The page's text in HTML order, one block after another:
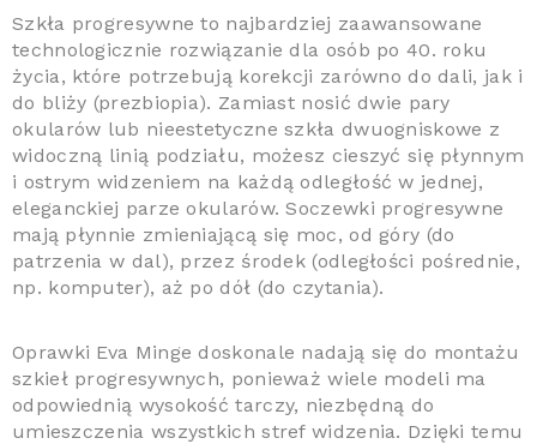
Szkła progresywne to najbardziej zaawansowane
technologicznie rozwiązanie dla osób po 40. roku
życia, które potrzebują korekcji zarówno do dali, jak i
do bliży (prezbiopia). Zamiast nosić dwie pary
okularów lub nieestetyczne szkła dwuogniskowe z
widoczną linią podziału, możesz cieszyć się płynnym
i ostrym widzeniem na każdą odległość w jednej,
eleganckiej parze okularów. Soczewki progresywne
mają płynnie zmieniającą się moc, od góry (do
patrzenia w dal), przez środek (odległości pośrednie,
np. komputer), aż po dół (do czytania).
Oprawki Eva Minge doskonale nadają się do montażu
szkieł progresywnych, ponieważ wiele modeli ma
odpowiednią wysokość tarczy, niezbędną do
umieszczenia wszystkich stref widzenia. Dzięki temu